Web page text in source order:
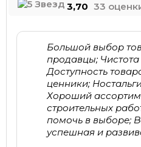
3,70 33
Большой выбор
продавцы; Чистота
Доступность
ценники;
Хороший
строительных
помочь в выборе;
успешная и